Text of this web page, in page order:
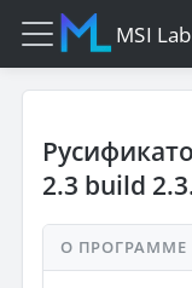
MSI Lab
2.3 build
О ПРОГРАММЕ